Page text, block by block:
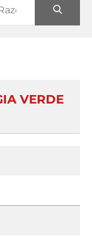
VERDE